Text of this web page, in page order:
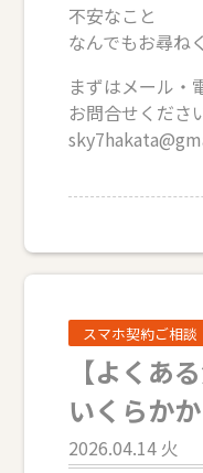
不安なこと
なんでもお尋ね
まずはメール・
お問合せくださ
スマホ契約ご相談
【よくあ
いくらか
2026.04.14 火